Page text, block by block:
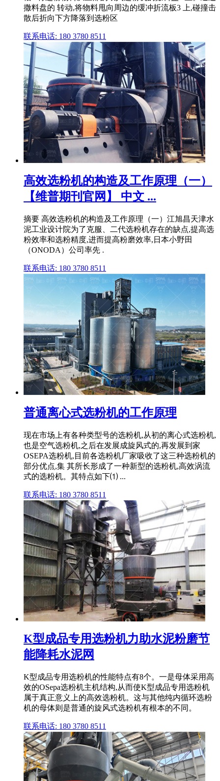
撒料盘的 转动,将物料甩向周边的缓冲折流板3 上,碰撞击
散后折向下方降落到选粉区
联系电话: 180 3780 8511
高效选粉机的构造及工作原理（一）
【维普期刊官网】 中文 ...
摘要 高效选粉机的构造及工作原理（一）江旭昌天津水
泥工业设计院为了克服、二代选粉机存在的缺点,提高选
粉效率和选粉精度,进而提高粉磨效率,日本小野田
（ONODA）公司率先 .
联系电话: 180 3780 8511
普通离心式选粉机的工作原理
现在市场上有各种类型号的选粉机,从初的离心式选粉机,
也是空气选粉机,之后在发展成旋风式的,再发展到家
OSEPA选粉机,目前各选粉机厂家吸收了这三种选粉机的
部分优点,集 其所长形成了一种新型的选粉机,高效涡流
式的选粉机。其特点如下⑴ ...
联系电话: 180 3780 8511
K型成品专用选粉机力助水泥粉磨节
能降耗水泥网
K型成品专用选粉机的性能特点有8个。一是母体采用高
效的OSepa选粉机主机结构,从而使K型成品专用选粉机
属于真正意义上的高效选粉机。这与其他纯内循环选粉
机的母体则是普通的旋风式选粉机有根本的不同。
联系电话: 180 3780 8511